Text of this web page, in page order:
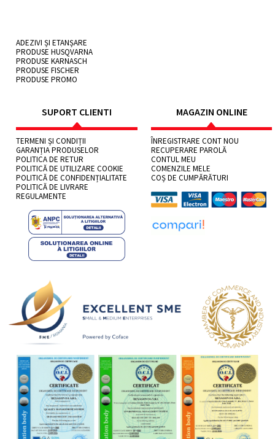
ADEZIVI ȘI ETANȘARE
PRODUSE HUSQVARNA
PRODUSE KARNASCH
PRODUSE FISCHER
PRODUSE PROMO
SUPORT CLIENTI
TERMENI ȘI CONDIȚII
GARANȚIA PRODUSELOR
POLITICA DE RETUR
POLITICĂ DE UTILIZARE COOKIE
POLITICĂ DE CONFIDENȚIALITATE
POLITICĂ DE LIVRARE
REGULAMENTE
MAGAZIN ONLINE
ÎNREGISTRARE CONT NOU
RECUPERARE PAROLĂ
CONTUL MEU
COMENZILE MELE
COȘ DE CUMPĂRĂTURI